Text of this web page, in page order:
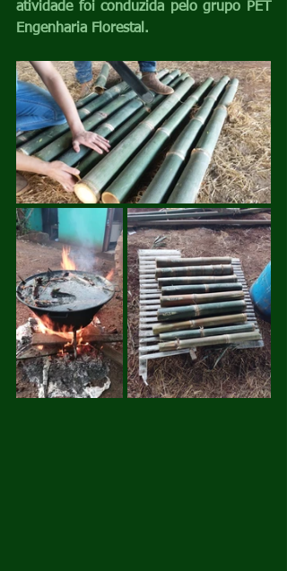
atividade foi conduzida pelo grupo PET
Engenharia Florestal.